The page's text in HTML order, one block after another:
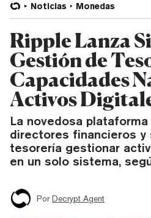
Noticias Monedas
Ripple Lanza
Gestión de
Capacidades
Activos
La novedosa
directores financieros y
tesorería gestionar
en un solo sistema,
Por Decrypt Agent